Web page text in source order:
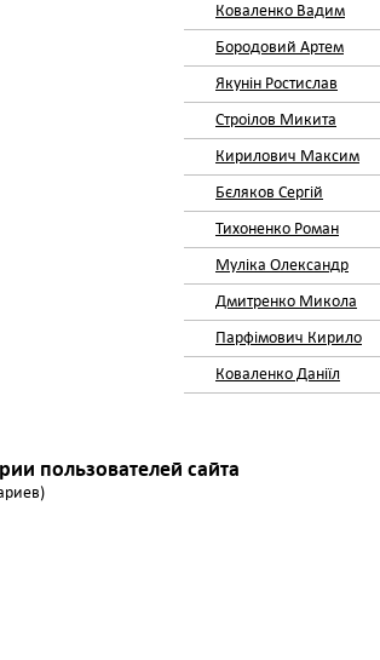
Коваленко Вадим
Бородовий Артем
Якунін Ростислав
Строілов Микита
Кирилович Максим
Бєляков Сергій
Тихоненко Роман
Муліка Олександр
Дмитренко Микола
Парфімович Кирило
Коваленко Даніїл
пользователей сайта